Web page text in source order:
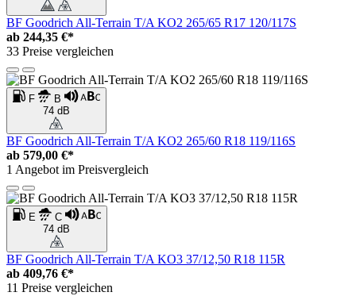
BF Goodrich All-Terrain T/A KO2 265/65 R17 120/117S
ab 244,35 €*
33 Preise vergleichen
F
B
74 dB
BF Goodrich All-Terrain T/A KO2 265/60 R18 119/116S
ab 579,00 €*
1 Angebot im Preisvergleich
E
C
74 dB
BF Goodrich All-Terrain T/A KO3 37/12,50 R18 115R
ab 409,76 €*
11 Preise vergleichen